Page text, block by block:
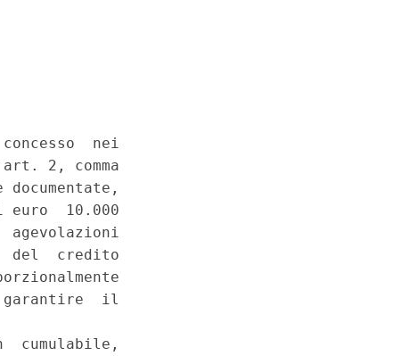
nei
2, comma
10.000
del  credito
il
cumulabile,